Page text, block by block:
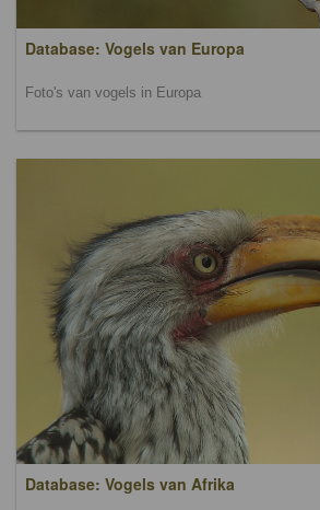
Database: Vogels van Europa
Foto's van vogels in Europa
Database: Vogels van Afrika